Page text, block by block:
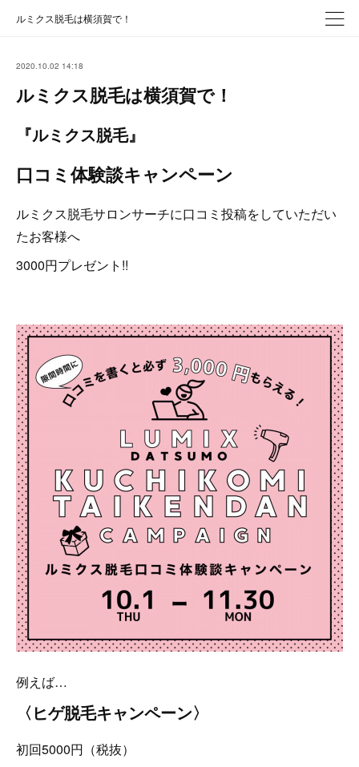
ルミクス脱毛は横須賀で！
2020.10.02 14:18
ルミクス脱毛は横須賀で！
『ルミクス脱毛』
口コミ体験談キャンペーン
ルミクス脱毛サロンサーチに口コミ投稿をしていただい
たお客様へ
3000円プレゼント!!
例えば…
〈ヒゲ脱毛キャンペーン〉
初回5000円（税抜）